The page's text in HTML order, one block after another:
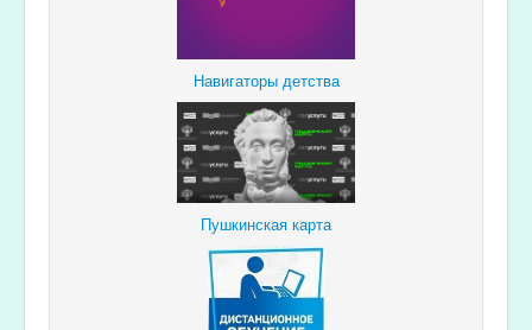
Навигаторы детства
Пушкинская карта